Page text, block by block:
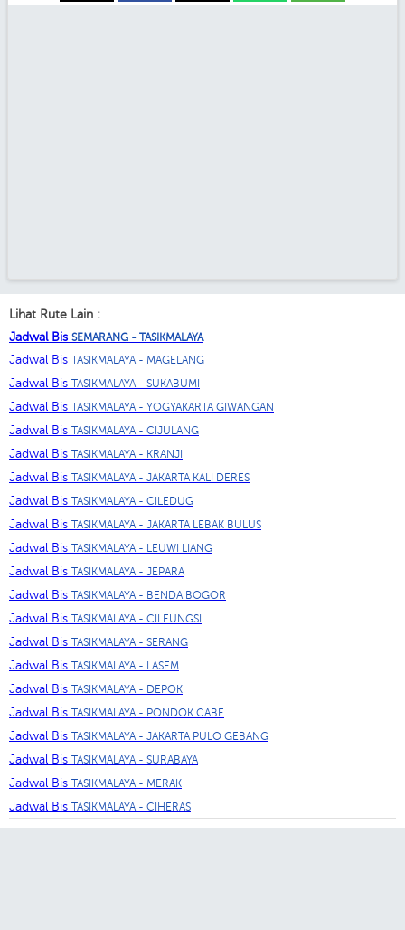
Lihat Rute Lain :
Jadwal Bis SEMARANG - TASIKMALAYA
Jadwal Bis TASIKMALAYA - MAGELANG
Jadwal Bis TASIKMALAYA - SUKABUMI
Jadwal Bis TASIKMALAYA - YOGYAKARTA GIWANGAN
Jadwal Bis TASIKMALAYA - CIJULANG
Jadwal Bis TASIKMALAYA - KRANJI
Jadwal Bis TASIKMALAYA - JAKARTA KALI DERES
Jadwal Bis TASIKMALAYA - CILEDUG
Jadwal Bis TASIKMALAYA - JAKARTA LEBAK BULUS
Jadwal Bis TASIKMALAYA - LEUWI LIANG
Jadwal Bis TASIKMALAYA - JEPARA
Jadwal Bis TASIKMALAYA - BENDA BOGOR
Jadwal Bis TASIKMALAYA - CILEUNGSI
Jadwal Bis TASIKMALAYA - SERANG
Jadwal Bis TASIKMALAYA - LASEM
Jadwal Bis TASIKMALAYA - DEPOK
Jadwal Bis TASIKMALAYA - PONDOK CABE
Jadwal Bis TASIKMALAYA - JAKARTA PULO GEBANG
Jadwal Bis TASIKMALAYA - SURABAYA
Jadwal Bis TASIKMALAYA - MERAK
Jadwal Bis TASIKMALAYA - CIHERAS